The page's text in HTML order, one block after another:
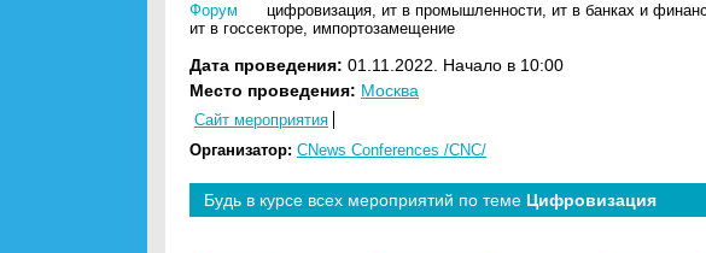
Форум цифровизация, ит в промышленности, ит в банках и
ит в госсекторе, импортозамещение
Дата проведения: 01.11.2022. Начало в 10:00
Место проведения: Москва
Сайт мероприятия
Организатор: CNews Conferences /CNC/
Будь в курсе всех мероприятий по теме Цифровизация